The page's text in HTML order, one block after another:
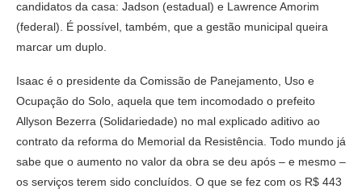
candidatos da casa: Jadson (estadual) e Lawrence Amorim
(federal). É possível, também, que a gestão municipal queira
marcar um duplo.
Isaac é o presidente da Comissão de Panejamento, Uso e
Ocupação do Solo, aquela que tem incomodado o prefeito
Allyson Bezerra (Solidariedade) no mal explicado aditivo ao
contrato da reforma do Memorial da Resistência. Todo mundo já
sabe que o aumento no valor da obra se deu após – e mesmo –
os serviços terem sido concluídos. O que se fez com os R$ 443